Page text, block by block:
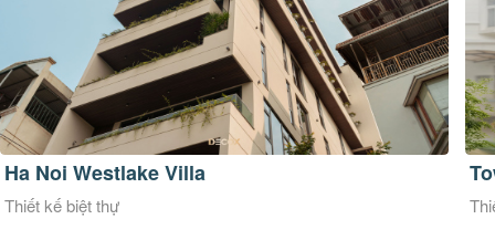
Ha Noi Westlake Villa
Thiết kế biệt thự